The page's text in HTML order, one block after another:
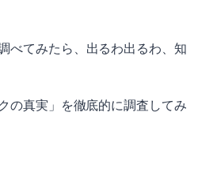
べてみたら、出るわ出るわ、知
の真実」を徹底的に調査してみ